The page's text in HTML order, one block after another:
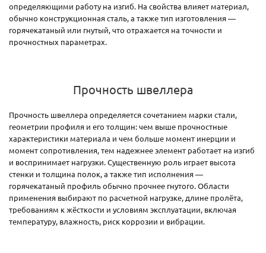
определяющими работу на изгиб. На свойства влияет материал,
обычно конструкционная сталь, а также тип изготовления —
горячекатаный или гнутый, что отражается на точности и
прочностных параметрах.
Прочность швеллера
Прочность швеллера определяется сочетанием марки стали,
геометрии профиля и его толщин: чем выше прочностные
характеристики материала и чем больше момент инерции и
момент сопротивления, тем надежнее элемент работает на изгиб
и воспринимает нагрузки. Существенную роль играет высота
стенки и толщина полок, а также тип исполнения —
горячекатаный профиль обычно прочнее гнутого. Области
применения выбирают по расчетной нагрузке, длине пролёта,
требованиям к жёсткости и условиям эксплуатации, включая
температуру, влажность, риск коррозии и вибрации.